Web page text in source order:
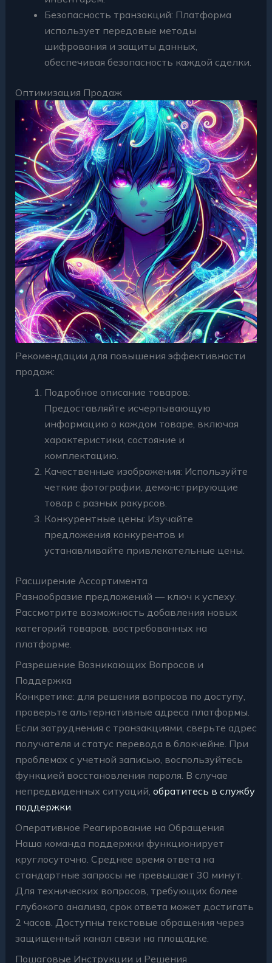
Безопасность транзакций: Платформа
использует передовые методы
шифрования и защиты данных,
обеспечивая безопасность каждой сделки.
Оптимизация Продаж
Рекомендации для повышения эффективности
продаж:
Подробное описание товаров:
Предоставляйте исчерпывающую
информацию о каждом товаре, включая
характеристики, состояние и
комплектацию.
Качественные изображения: Используйте
четкие фотографии, демонстрирующие
товар с разных ракурсов.
Конкурентные цены: Изучайте
предложения конкурентов и
устанавливайте привлекательные цены.
Расширение Ассортимента
Разнообразие предложений — ключ к успеху.
Рассмотрите возможность добавления новых
категорий товаров, востребованных на
платформе.
Разрешение Возникающих Вопросов и
Поддержка
Конкретике: для решения вопросов по доступу,
проверьте альтернативные адреса платформы.
Если затруднения с транзакциями, сверьте адрес
получателя и статус перевода в блокчейне. При
проблемах с учетной записью, воспользуйтесь
функцией восстановления пароля. В случае
непредвиденных ситуаций, обратитесь в службу
поддержки
Оперативное Реагирование на Обращения
Наша команда поддержки функционирует
круглосуточно. Среднее время ответа на
стандартные запросы не превышает 30 минут.
Для технических вопросов, требующих более
глубокого анализа, срок ответа может достигать
2 часов. Доступны текстовые обращения через
защищенный канал связи на площадке.
Пошаговые Инструкции и Решения